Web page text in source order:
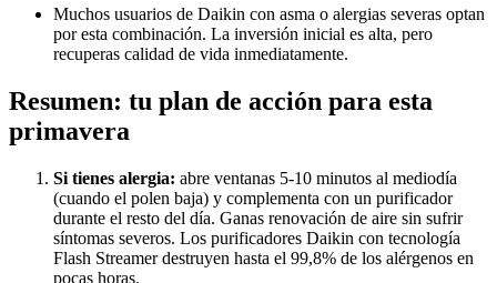
Muchos usuarios de Daikin con asma o alergias severas optan
por esta combinación. La inversión inicial es alta, pero
recuperas calidad de vida inmediatamente.
Resumen: tu plan de acción para esta
primavera
Si tienes alergia: abre ventanas 5-10 minutos al mediodía
(cuando el polen baja) y complementa con un purificador
durante el resto del día. Ganas renovación de aire sin sufrir
síntomas severos. Los purificadores Daikin con tecnología
Flash Streamer destruyen hasta el 99,8% de los alérgenos en
pocas horas.